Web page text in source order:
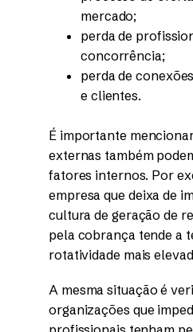
mercado;
perda de
concorrência;
perda de
e clientes.
É importante
externas também
fatores internos. Por
empresa que deixa de
cultura de geração de
pela cobrança tende a
rotatividade mais
A mesma situação é
organizações que